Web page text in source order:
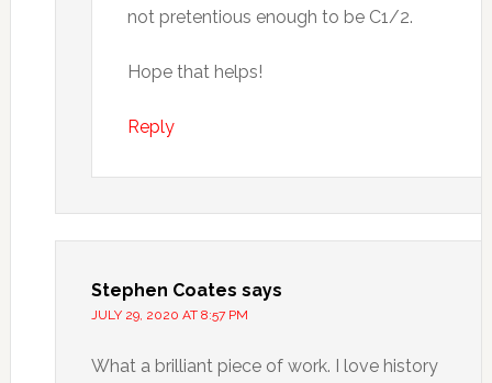
not pretentious enough to be C1/2.
Hope that helps!
Reply
Stephen Coates says
JULY 29, 2020 AT 8:57 PM
What a brilliant piece of work. I love history